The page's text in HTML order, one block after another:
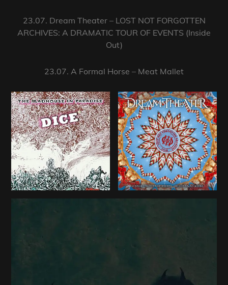
23.07. Dream Theater – LOST NOT FORGOTTEN
ARCHIVES: A DRAMATIC TOUR OF EVENTS (Inside
Out)
23.07. A Formal Horse – Meat Mallet